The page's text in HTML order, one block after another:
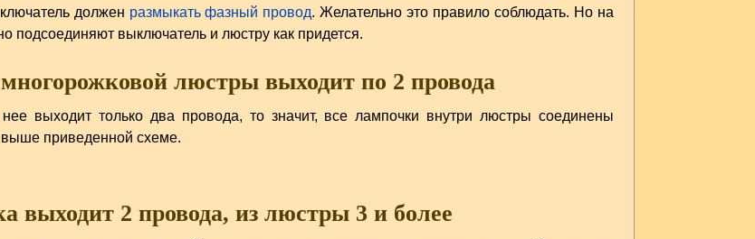
должен размыкать фазный провод. Желательно это правило соблюдать. Но на
подсоединяют выключатель и люстру как придется.
люстры выходит по 2 провода
выходит только два провода, то значит, все лампочки внутри люстры соединены
выше приведенной схеме.
выходит 2 провода, из люстры 3 и более